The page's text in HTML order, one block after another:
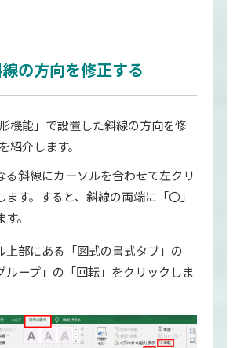
の方向を修正する
機能」で設置した斜線の方向を修
紹介します。
る斜線にカーソルを合わせて左クリ
ます。すると、斜線の両端に「〇」
。
上部にある「図式の書式タブ」の
ループ」の「回転」をクリックしま